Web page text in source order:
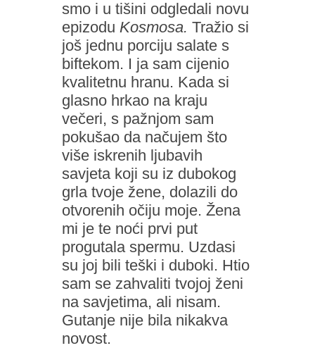
smo i u tišini odgledali novu
epizodu Kosmosa. Tražio si
još jednu porciju salate s
biftekom. I ja sam cijenio
kvalitetnu hranu. Kada si
glasno hrkao na kraju
večeri, s pažnjom sam
pokušao da načujem što
više iskrenih ljubavih
savjeta koji su iz dubokog
grla tvoje žene, dolazili do
otvorenih očiju moje. Žena
mi je te noći prvi put
progutala spermu. Uzdasi
su joj bili teški i duboki. Htio
sam se zahvaliti tvojoj ženi
na savjetima, ali nisam.
Gutanje nije bila nikakva
novost.